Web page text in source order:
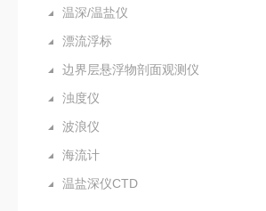
温深/温盐仪
漂流浮标
边界层悬浮物剖面观测仪
浊度仪
波浪仪
海流计
温盐深仪CTD